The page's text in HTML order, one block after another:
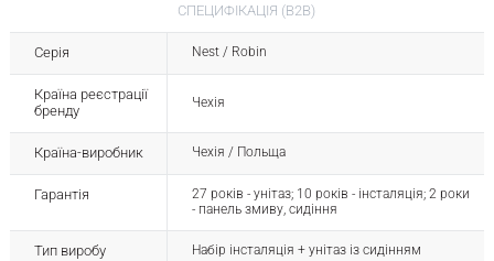
СПЕЦИФІКАЦІЯ (B2B)
Серія Nest / Robin
Країна реєстрації
бренду
Чехія
Країна-виробник Чехія / Польща
Гарантія
27 років - унітаз; 10 років - інсталяція; 2 роки
- панель змиву, сидіння
Тип виробу Набір інсталяція + унітаз із сидінням